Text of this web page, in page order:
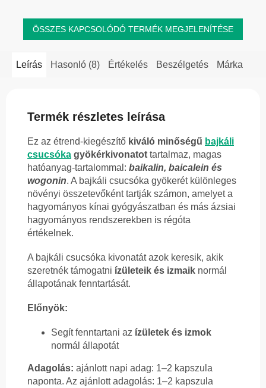
ÖSSZES KAPCSOLÓDÓ TERMÉK MEGJELENÍTÉSE
Leírás Hasonló (8) Értékelés Beszélgetés Márka
Termék részletes leírása
Ez az étrend-kiegészítő kiváló minőségű bajkáli
csucsóka gyökérkivonatot tartalmaz, magas
hatóanyag-tartalommal: baikalin, baicalein és
wogonin. A bajkáli csucsóka gyökerét különleges
növényi összetevőként tartják számon, amelyet a
hagyományos kínai gyógyászatban és más ázsiai
hagyományos rendszerekben is régóta
értékelnek.
A bajkáli csucsóka kivonatát azok keresik, akik
szeretnék támogatni ízületeik és izmaik normál
állapotának fenntartását.
Előnyök:
Segít fenntartani az ízületek és izmok
normál állapotát
Adagolás: ajánlott napi adag: 1–2 kapszula
naponta. Az ajánlott adagolás: 1–2 kapszula